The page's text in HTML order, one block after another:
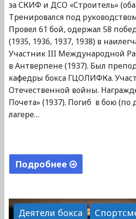
за СКИФ и ДСО «Строитель»
Тренировался под
Провел 61 бой, одержал 58
(1935, 1936, 1937, 1938) в
Участник III Международной
в Антверпене (1937). Был
кафедры бокса ГЦОЛИФКа.
Отечественной войны.
Почета» (1937). Погиб в бою
лагере…
Подробнее
Григорьевич"
Деятели бокса